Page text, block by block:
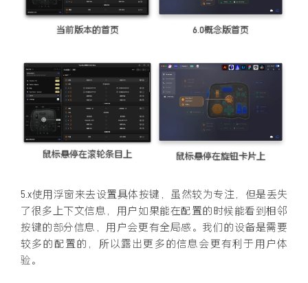
当前版本的首页 6.0概念版首页
鼠标悬停在滚轮条目上 鼠标悬停在旋钮卡片上
5.x使用浮窗来去设置具体按键，虽然较为专注，但是丢失
了很多上下文信息，用户如果能在配置的时候能看到相邻
按键的部分信息，用户会更有全局感。我们的设备是需要
较多的配置的，所以露出更多的信息会更有利于用户体
验。